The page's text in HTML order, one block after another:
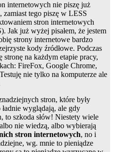
internetowych nie piszę już
tego piszę w LESS
stron internetowych
Jak już wyżej pisałem, że jestem
strony internetowe bardzo
kody źródłowe. Podczas
stronę na każdym etapie pracy,
FireFox, Google Chrome,
nie tylko na komputerze ale
stron, które były
wyglądają, ale gdy
to szkoda słów! Niestety wiele
nie wiedzą, albo wybierają
stron internetowych, no i
wg. mnie to pieniądze